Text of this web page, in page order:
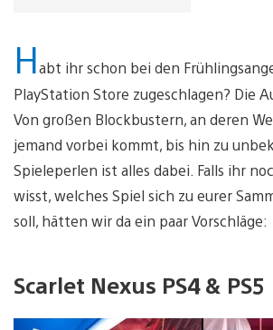
Habt ihr schon bei den
PlayStation Store zugeschlagen? Die
Von großen Blockbustern, an deren
jemand vorbei kommt, bis hin zu
Spieleperlen ist alles dabei. Falls ihr
wisst, welches Spiel sich zu eurer
soll, hätten wir da ein paar Vorschläge:
Scarlet Nexus PS4 & PS5